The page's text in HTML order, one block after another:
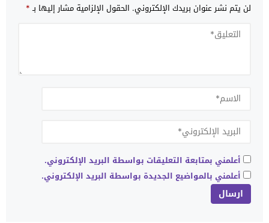
لن يتم نشر عنوان بريدك الإلكتروني. الحقول الإلزامية مشار إليها بـ*
أعلمني بمتابعة التعليقات بواسطة البريد الإلكتروني.
أعلمني بالمواضيع الجديدة بواسطة البريد الإلكتروني.